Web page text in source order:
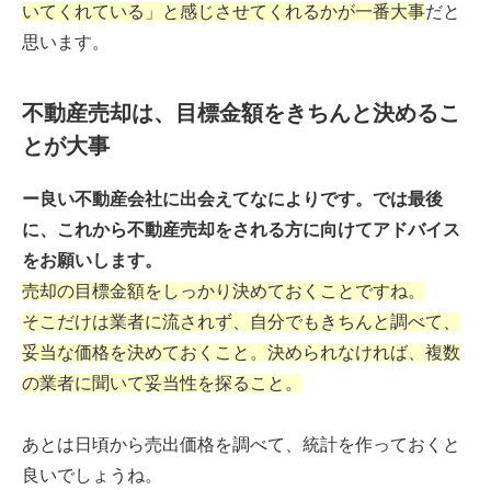
いてくれている」と感じさせてくれるかが一番大事だと
思います。
不動産売却は、目標金額をきちんと決めるこ
とが大事
ー良い不動産会社に出会えてなによりです。では最後
に、これから不動産売却をされる方に向けてアドバイス
をお願いします。
売却の目標金額をしっかり決めておくことですね。
そこだけは業者に流されず、自分でもきちんと調べて、
妥当な価格を決めておくこと。決められなければ、複数
の業者に聞いて妥当性を探ること。
あとは日頃から売出価格を調べて、統計を作っておくと
良いでしょうね。